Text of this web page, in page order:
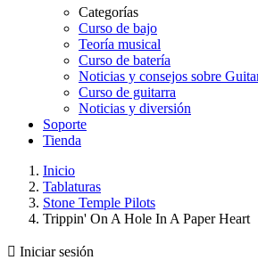
Categorías
Curso de bajo
Teoría musical
Curso de batería
Noticias y consejos sobre
Curso de guitarra
Noticias y diversión
Soporte
Tienda
Inicio
Tablaturas
Stone Temple Pilots
Trippin' On A Hole In A Paper Heart
 Iniciar sesión